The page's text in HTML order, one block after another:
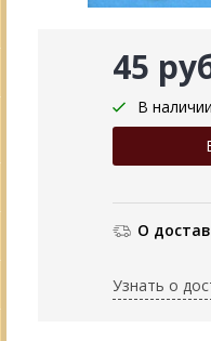
45
В наличии
О
Узнать о